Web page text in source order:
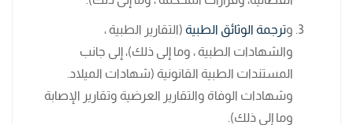
وترجمة الوثائق الطبية (التقارير الطبية ،
والشهادات الطبية ، وما إلى ذلك)، إلى جانب
المستندات الطبية القانونية (شهادات الميلاد.
وشهادات الوفاة والتقارير العرضية وتقارير الإصابة
وما إلى ذلك).